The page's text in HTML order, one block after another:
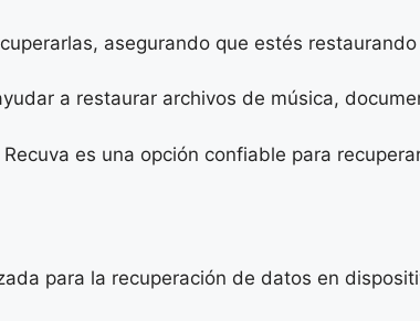
asegurando que estés
a restaurar archivos de música,
es una opción confiable para
para la recuperación de datos en